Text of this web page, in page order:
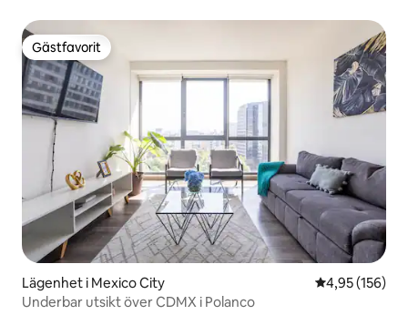
Gästfavorit
Gästfavorit
Lägenhet i Mexico City 4,95 av 5 i
4,95 (156)
Underbar utsikt över CDMX i Polanco